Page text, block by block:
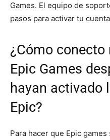
Games. El equipo de
pasos para activar tu
¿Cómo
Epic Games
hayan activado
Epic?
Para hacer que Epic